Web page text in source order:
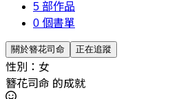
5 部作品
0 個書單
關於簪花司命 正在追蹤
性別：女
簪花司命 的成就